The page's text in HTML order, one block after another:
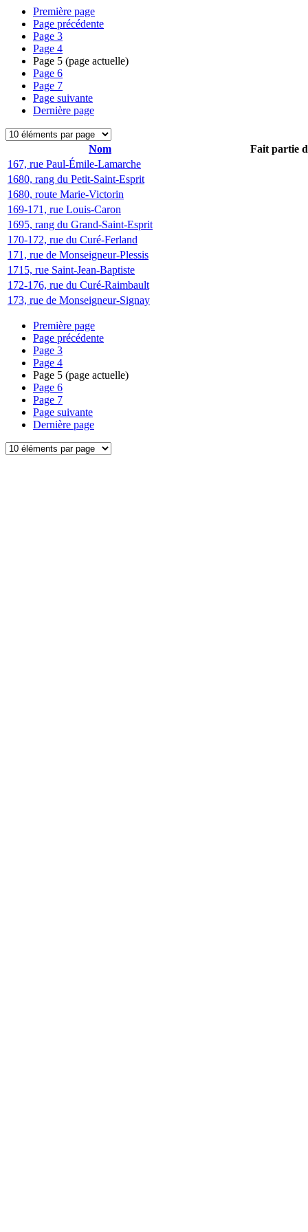
Première page
Page précédente
Page 3
Page 4
Page 5 (page actuelle)
Page 6
Page 7
Page suivante
Dernière page
Nom
Fait partie
167, rue Paul-Émile-Lamarche
1680, rang du Petit-Saint-Esprit
1680, route Marie-Victorin
169-171, rue Louis-Caron
1695, rang du Grand-Saint-Esprit
170-172, rue du Curé-Ferland
171, rue de Monseigneur-Plessis
1715, rue Saint-Jean-Baptiste
172-176, rue du Curé-Raimbault
173, rue de Monseigneur-Signay
Première page
Page précédente
Page 3
Page 4
Page 5 (page actuelle)
Page 6
Page 7
Page suivante
Dernière page